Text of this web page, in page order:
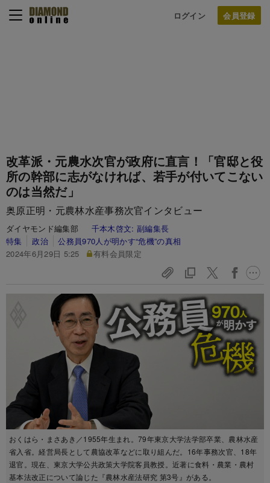
ログイン
改革派・元農水次官が政府に直言！「官邸と役
所の幹部に志がなければ、若手が付いてこない
のは当然だ」
奥原正明・元農林水産事務次官インタビュー
ダイヤモンド編集部 千本木啓文:副編集長
特集
政治
公務員970人が明かす“危機”の真相
2024年6月29日 5:25
有料会員限定
おくはら・まさあき／1955年生まれ。79年東京大学法学部卒業、農林水産
省入省。経営局長として農協改革などに取り組んだ。16年事務次官、18年
退官。現在、東京大学公共政策大学院客員教授。近著に食料・農業・農村
基本法改正について論じた『農林水産法研究 第3号』がある。